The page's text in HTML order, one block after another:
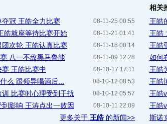
08-11-25 00:55
冠 王皓全力比赛
08-11-21 01:41
皓就座等待比赛开始
08-11-18 00:14
次轮 王皓认真比赛
08-11-09 12:28
八一不敌黑马鲁能
08-10-17 17:11
王皓比赛中
08-10-12 08:53
么 跟领导喝酒后...
08-10-12 05:57
比赛时心理受到干扰
08-10-11 22:09
影响 王涛点出一败因
更多关于 王皓 的新闻>>
相关
王皓
王皓
王皓
如何
王皓
王皓
王皓
王皓
斯诺